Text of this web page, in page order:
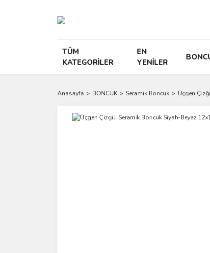
TÜM
KATEGORİLER
EN
YENİLER
Anasayfa BONCUK Seramik Boncuk Üçgen